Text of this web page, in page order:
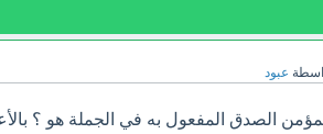
عبود
الصدق المفعول به في الجملة هو ؟